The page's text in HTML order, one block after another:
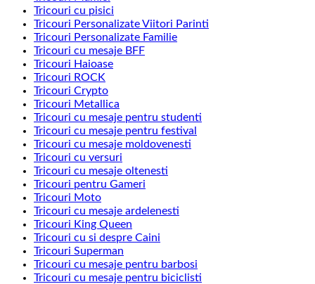
Tricouri cu pisici
Tricouri Personalizate Viitori Parinti
Tricouri Personalizate Familie
Tricouri cu mesaje BFF
Tricouri Haioase
Tricouri ROCK
Tricouri Crypto
Tricouri Metallica
Tricouri cu mesaje pentru studenti
Tricouri cu mesaje pentru festival
Tricouri cu mesaje moldovenesti
Tricouri cu versuri
Tricouri cu mesaje oltenesti
Tricouri pentru Gameri
Tricouri Moto
Tricouri cu mesaje ardelenesti
Tricouri King Queen
Tricouri cu si despre Caini
Tricouri Superman
Tricouri cu mesaje pentru barbosi
Tricouri cu mesaje pentru biciclisti